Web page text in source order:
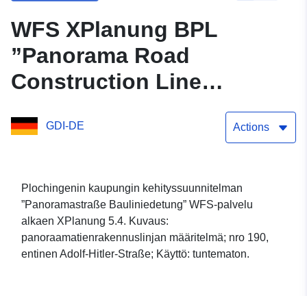
WFS XPlanung BPL
”Panorama Road
Construction Line
GDI-DE Actions
Plochingenin kaupungin kehityssuunnitelman
”Panoramastraße Bauliniedetung” WFS-palvelu
alkaen XPlanung 5.4. Kuvaus:
panoraamatienrakennuslinjan määritelmä; nro 190,
entinen Adolf-Hitler-Straße; Käyttö: tuntematon.